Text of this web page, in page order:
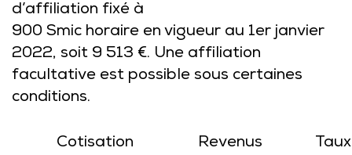
d’affiliation fixé à
900 Smic horaire en vigueur au 1er janvier
2022, soit 9 513 €. Une affiliation
facultative est possible sous certaines
conditions.
Cotisation
Revenus